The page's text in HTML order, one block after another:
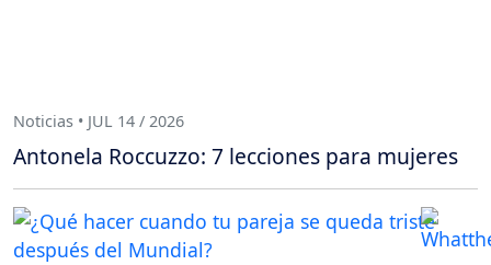
Noticias • JUL 14 / 2026
Antonela Roccuzzo: 7 lecciones para mujeres